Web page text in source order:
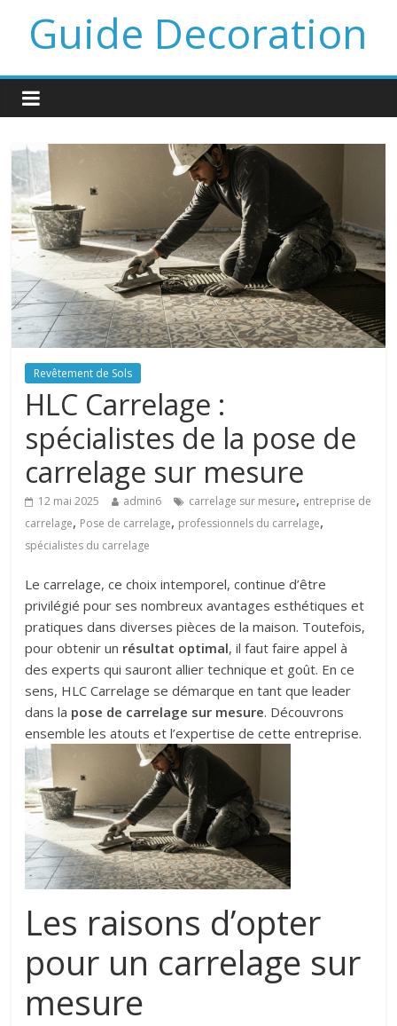
Guide Decoration
Revêtement de Sols
HLC Carrelage :
spécialistes de la pose de
carrelage sur mesure
12 mai 2025 admin6 carrelage sur mesure, entreprise de
carrelage, Pose de carrelage, professionnels du carrelage,
spécialistes du carrelage
Le carrelage, ce choix intemporel, continue d’être
privilégié pour ses nombreux avantages esthétiques et
pratiques dans diverses pièces de la maison. Toutefois,
pour obtenir un résultat optimal, il faut faire appel à
des experts qui sauront allier technique et goût. En ce
sens, HLC Carrelage se démarque en tant que leader
dans la pose de carrelage sur mesure. Découvrons
ensemble les atouts et l’expertise de cette entreprise.
Les raisons d’opter
pour un carrelage sur
mesure